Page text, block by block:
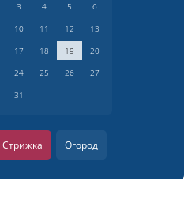
3 4 5
6
10 11 12
13
17 18 19
20
24 25 26
27
31
Стрижка Огород